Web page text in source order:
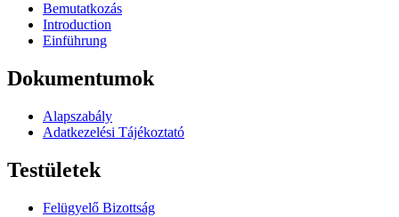
Bemutatkozás
Introduction
Einführung
Dokumentumok
Alapszabály
Adatkezelési Tájékoztató
Testületek
Felügyelő Bizottság